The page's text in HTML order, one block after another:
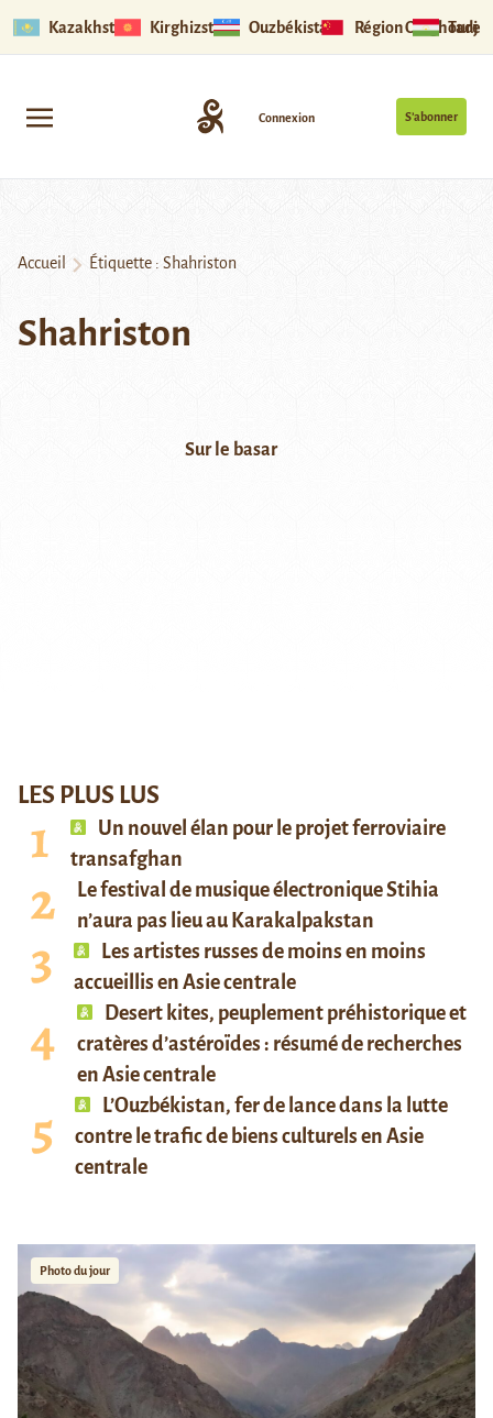
Kazakhstan Kirghizstan Ouzbékistan Région Ouïghoure
S’abonner
Connexion
Accueil Étiquette : Shahriston
Shahriston
Sur le basar
LES PLUS LUS
Un nouvel élan pour le projet ferroviaire
transafghan
Le festival de musique électronique Stihia
n’aura pas lieu au Karakalpakstan
Les artistes russes de moins en moins
accueillis en Asie centrale
Desert kites, peuplement préhistorique et
cratères d’astéroïdes : résumé de recherches
en Asie centrale
L’Ouzbékistan, fer de lance dans la lutte
contre le trafic de biens culturels en Asie
centrale
Photo du jour